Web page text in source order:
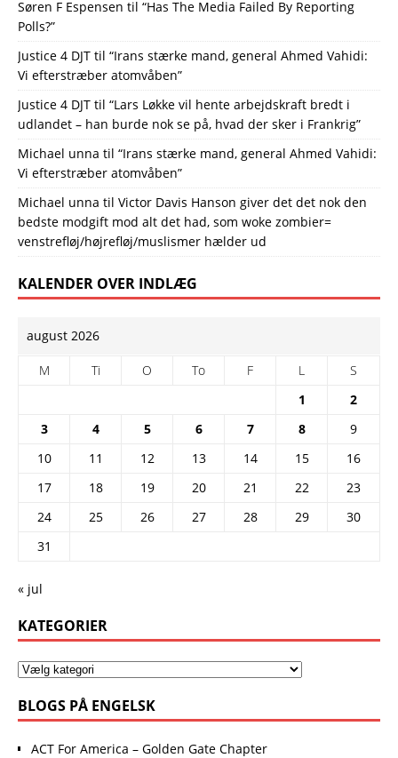
Søren F Espensen til “Has The Media Failed By Reporting
Polls?”
Justice 4 DJT til “Irans stærke mand, general Ahmed Vahidi:
Vi efterstræber atomvåben”
Justice 4 DJT til “Lars Løkke vil hente arbejdskraft bredt i
udlandet – han burde nok se på, hvad der sker i Frankrig”
Michael unna til “Irans stærke mand, general Ahmed Vahidi:
Vi efterstræber atomvåben”
Michael unna til Victor Davis Hanson giver det det nok den
bedste modgift mod alt det had, som woke zombier=
venstrefløj/højrefløj/muslismer hælder ud
KALENDER OVER INDLÆG
august 2026
M Ti O To F L
S
1
2
3
4 5 6 7 8
9
10
11 12 13 14 15
16
17
18 19 20 21 22
23
24
25 26 27 28 29
30
31
« jul
KATEGORIER
BLOGS PÅ ENGELSK
ACT For America – Golden Gate Chapter